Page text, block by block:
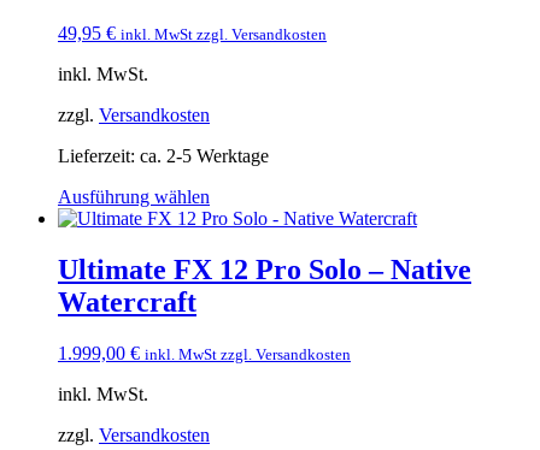
49,95 € inkl. MwSt zzgl. Versandkosten
inkl. MwSt.
zzgl. Versandkosten
Lieferzeit: ca. 2-5 Werktage
Ausführung wählen
Produkt
mehrere
Varianten
Optionen
können
Ultimate FX 12 Pro Solo – Native
Watercraft
1.999,00 € inkl. MwSt zzgl. Versandkosten
inkl. MwSt.
zzgl. Versandkosten